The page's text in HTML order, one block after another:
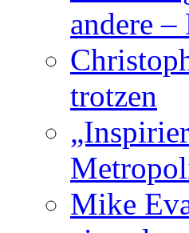
andere
trotzen
Mike